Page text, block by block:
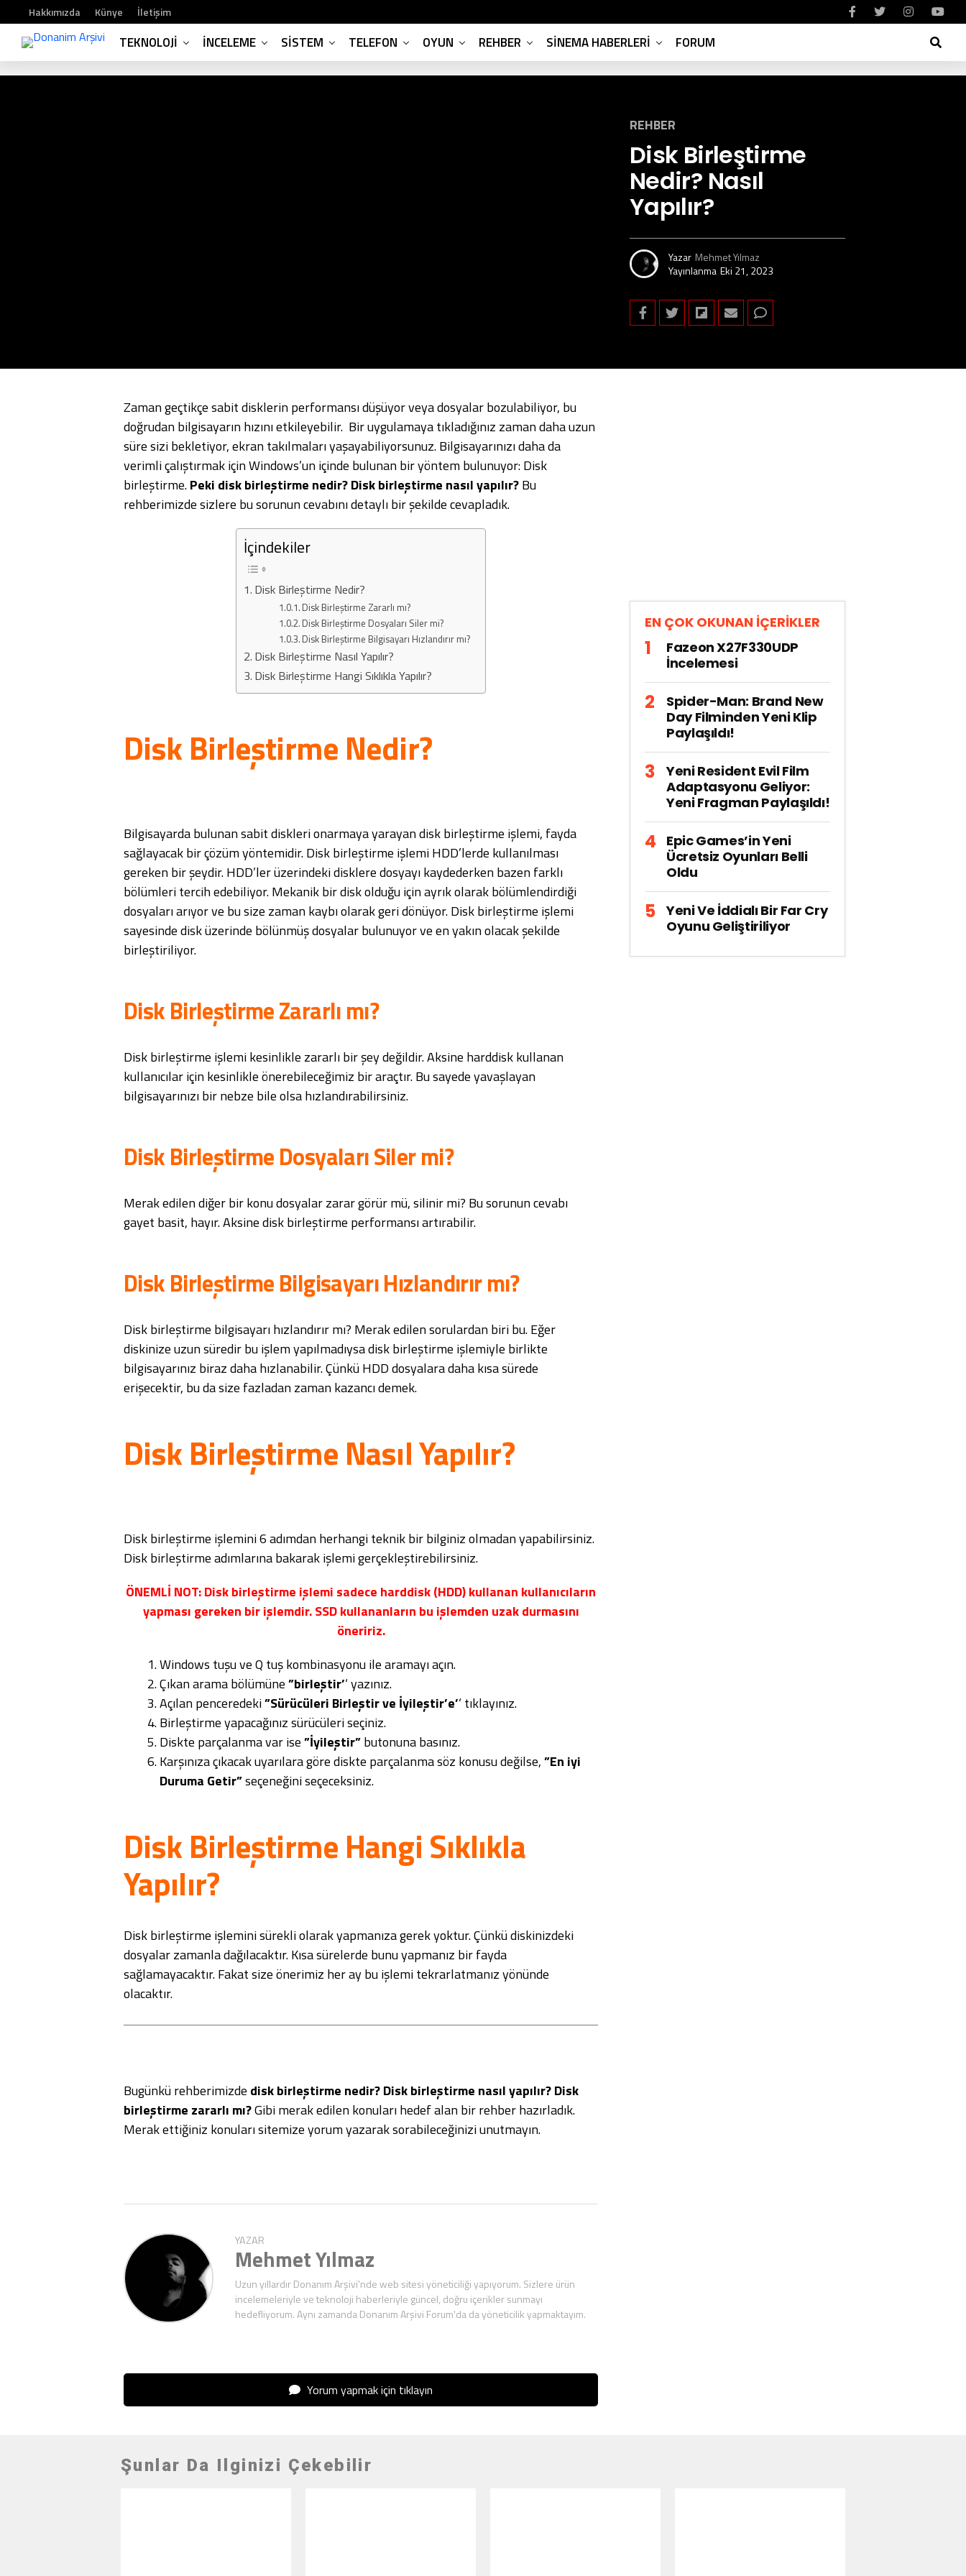
Hakkımızda Künye İletişim
TEKNOLOJI İNCELEME SISTEM TELEFON OYUN REHBER SINEMA HABERLERI FORUM
REHBER
Disk Birleştirme
Nedir? Nasıl
Yapılır?
Yazar Mehmet Yılmaz
Yayınlanma Eki 21, 2023
Zaman geçtikçe sabit disklerin performansı düşüyor veya dosyalar bozulabiliyor, bu
doğrudan bilgisayarın hızını etkileyebilir. Bir uygulamaya tıkladığınız zaman daha uzun
süre sizi bekletiyor, ekran takılmaları yaşayabiliyorsunuz. Bilgisayarınızı daha da
verimli çalıştırmak için Windows’un içinde bulunan bir yöntem bulunuyor: Disk
birleştirme.Peki disk birleştirme nedir? Disk birleştirme nasıl yapılır?Bu
rehberimizde sizlere bu sorunun cevabını detaylı bir şekilde cevapladık.
İçindekiler
Disk Birleştirme Nedir?
Disk Birleştirme Zararlı mı?
Disk Birleştirme Dosyaları Siler mi?
Disk Birleştirme Bilgisayarı Hızlandırır mı?
Disk Birleştirme Nasıl Yapılır?
Disk Birleştirme Hangi Sıklıkla Yapılır?
Disk Birleştirme Nedir?
Bilgisayarda bulunan sabit diskleri onarmaya yarayan disk birleştirme işlemi, fayda
sağlayacak bir çözüm yöntemidir. Disk birleştirme işlemi HDD’lerde kullanılması
gereken bir şeydir. HDD’ler üzerindeki disklere dosyayı kaydederken bazen farklı
bölümleri tercih edebiliyor. Mekanik bir disk olduğu için ayrık olarak bölümlendirdiği
dosyaları arıyor ve bu size zaman kaybı olarak geri dönüyor. Disk birleştirme işlemi
sayesinde disk üzerinde bölünmüş dosyalar bulunuyor ve en yakın olacak şekilde
birleştiriliyor.
Disk Birleştirme Zararlı mı?
Disk birleştirme işlemi kesinlikle zararlı bir şey değildir. Aksine harddisk kullanan
kullanıcılar için kesinlikle önerebileceğimiz bir araçtır. Bu sayede yavaşlayan
bilgisayarınızı bir nebze bile olsa hızlandırabilirsiniz.
Disk Birleştirme Dosyaları Siler mi?
Merak edilen diğer bir konu dosyalar zarar görür mü, silinir mi? Bu sorunun cevabı
gayet basit, hayır. Aksine disk birleştirme performansı artırabilir.
Disk Birleştirme Bilgisayarı Hızlandırır mı?
Disk birleştirme bilgisayarı hızlandırır mı? Merak edilen sorulardan biri bu. Eğer
diskinize uzun süredir bu işlem yapılmadıysa disk birleştirme işlemiyle birlikte
bilgisayarınız biraz daha hızlanabilir. Çünkü HDD dosyalara daha kısa sürede
erişecektir, bu da size fazladan zaman kazancı demek.
Disk Birleştirme Nasıl Yapılır?
Disk birleştirme işlemini 6 adımdan herhangi teknik bir bilginiz olmadan yapabilirsiniz.
Disk birleştirme adımlarına bakarak işlemi gerçekleştirebilirsiniz.
ÖNEMLİ NOT: Disk birleştirme işlemi sadece harddisk (HDD) kullanan kullanıcıların
yapması gereken bir işlemdir. SSD kullananların bu işlemden uzak durmasını
öneririz.
Windows tuşu ve Q tuş kombinasyonu ile aramayı açın.
Çıkan arama bölümüne”birleştir’‘ yazınız.
Açılan penceredeki”Sürücüleri Birleştir ve İyileştir’e’‘ tıklayınız.
Birleştirme yapacağınız sürücüleri seçiniz.
Diskte parçalanma var ise”İyileştir”butonuna basınız.
Karşınıza çıkacak uyarılara göre diskte parçalanma söz konusu değilse,”En iyi
Duruma Getir”seçeneğini seçeceksiniz.
Disk Birleştirme Hangi Sıklıkla
Yapılır?
Disk birleştirme işlemini sürekli olarak yapmanıza gerek yoktur. Çünkü diskinizdeki
dosyalar zamanla dağılacaktır. Kısa sürelerde bunu yapmanız bir fayda
sağlamayacaktır. Fakat size önerimiz her ay bu işlemi tekrarlatmanız yönünde
olacaktır.
Bugünkü rehberimizde disk birleştirme nedir? Disk birleştirme nasıl yapılır? Disk
birleştirme zararlı mı?Gibi merak edilen konuları hedef alan bir rehber hazırladık.
Merak ettiğiniz konuları sitemize yorum yazarak sorabileceğinizi unutmayın.
YAZAR
Mehmet Yılmaz
Uzun yıllardır Donanım Arşivi'nde web sitesi yöneticiliği yapıyorum. Sizlere ürün
incelemeleriyle ve teknoloji haberleriyle güncel, doğru içerikler sunmayı
hedefliyorum. Aynı zamanda Donanım Arşivi Forum'da da yöneticilik yapmaktayım.
Yorum yapmak için tıklayın
EN ÇOK OKUNAN İÇERİKLER
Fazeon X27F330UDP
İncelemesi
Spider-Man: Brand New
Day Filminden Yeni Klip
Paylaşıldı!
Yeni Resident Evil Film
Adaptasyonu Geliyor:
Yeni Fragman Paylaşıldı!
Epic Games’in Yeni
Ücretsiz Oyunları Belli
Oldu
Yeni Ve İddialı Bir Far Cry
Oyunu Geliştiriliyor
Şunlar Da Ilginizi Çekebilir